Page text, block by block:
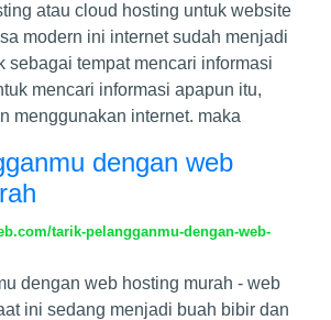
atau cloud hosting untuk website
modern ini internet sudah menjadi
sebagai tempat mencari informasi
mencari informasi apapun itu,
menggunakan internet. maka
dengan web
tarik-pelangganmu-dengan-web-
dengan web hosting murah - web
ini sedang menjadi buah bibir dan